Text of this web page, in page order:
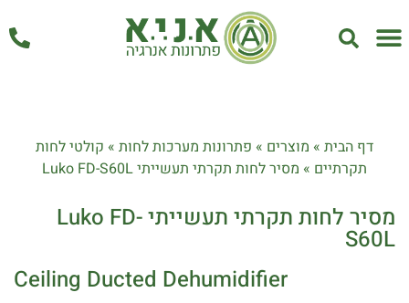
דף הבית » מוצרים » פתרונות מערכות לחות » קולטי לחות
תקרתיים » מסיר לחות תקרתי תעשייתי Luko FD-S60L
מסיר לחות תקרתי תעשייתי Luko FD-
S60L
Ceiling Ducted Dehumidifier